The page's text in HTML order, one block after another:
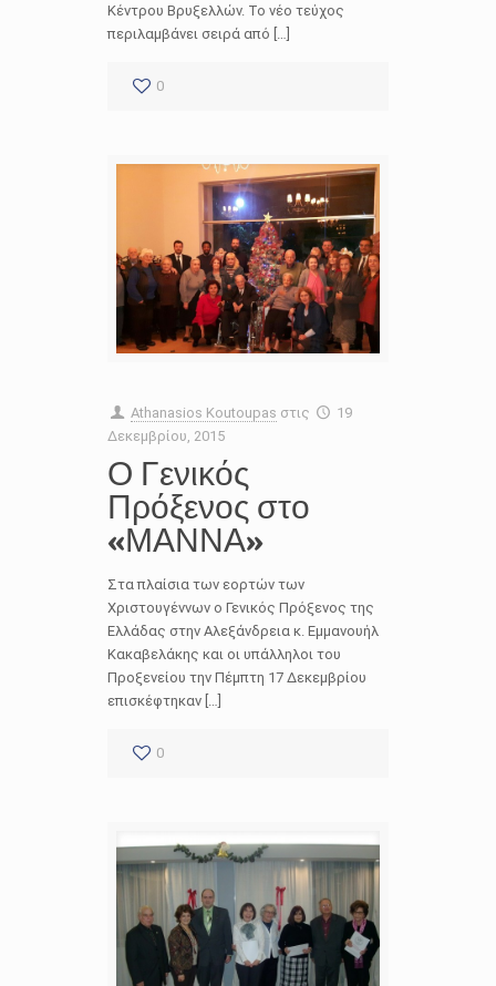
Κέντρου Βρυξελλών. Το νέο τεύχος
περιλαμβάνει σειρά από […]
0
Athanasios Koutoupas στις
19
Δεκεμβρίου, 2015
Ο Γενικός
Πρόξενος στο
«ΜΑΝΝΑ»
Στα πλαίσια των εορτών των
Χριστουγέννων ο Γενικός Πρόξενος της
Ελλάδας στην Αλεξάνδρεια κ. Εμμανουήλ
Κακαβελάκης και οι υπάλληλοι του
Προξενείου την Πέμπτη 17 Δεκεμβρίου
επισκέφτηκαν […]
0